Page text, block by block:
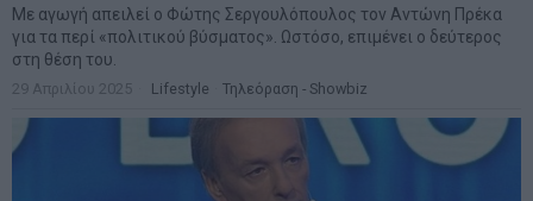
Με αγωγή απειλεί ο Φώτης Σεργουλόπουλος τον Αντώνη Πρέκα
για τα περί «πολιτικού βύσματος». Ωστόσο, επιμένει ο δεύτερος
στη θέση του.
29 Απριλίου 2025 Lifestyle Τηλεόραση - Showbiz